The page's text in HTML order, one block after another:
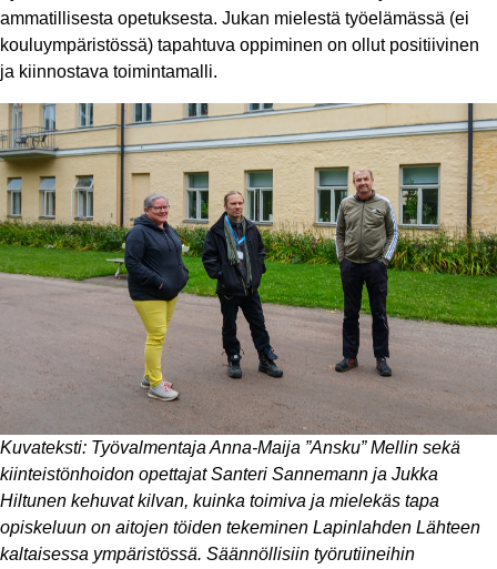
ammatillisesta opetuksesta. Jukan mielestä työelämässä (ei
kouluympäristössä) tapahtuva oppiminen on ollut positiivinen
ja kiinnostava toimintamalli.
Kuvateksti: Työvalmentaja Anna-Maija ”Ansku” Mellin sekä
kiinteistönhoidon opettajat Santeri Sannemann ja Jukka
Hiltunen kehuvat kilvan, kuinka toimiva ja mielekäs tapa
opiskeluun on aitojen töiden tekeminen Lapinlahden Lähteen
kaltaisessa ympäristössä. Säännöllisiin työrutiineihin